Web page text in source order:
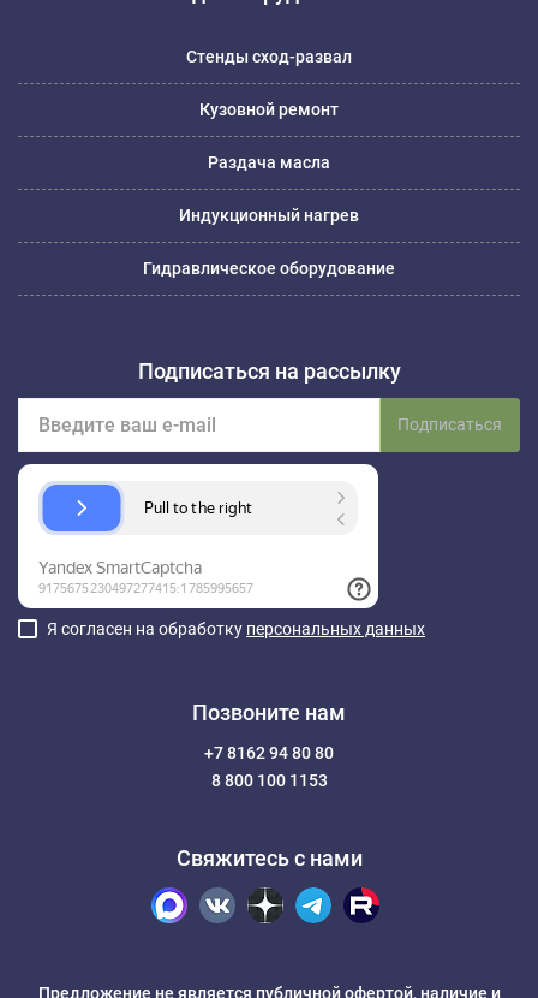
Стенды сход-развал
Кузовной ремонт
Раздача масла
Индукционный нагрев
Гидравлическое оборудование
Подписаться на рассылку
Подписаться
Я согласен на обработку персональных данных
Позвоните нам
+7 8162 94 80 80
8 800 100 1153
Свяжитесь с нами
Предложение не является публичной офертой, наличие и